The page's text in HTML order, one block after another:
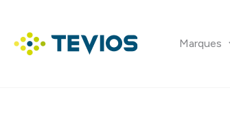
contenu
Marques